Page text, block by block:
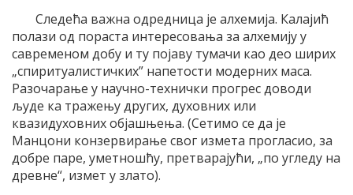
Следећа важна одредница је алхемија. Калајић
полази од пораста интересовања за алхемију у
савременом добу и ту појаву тумачи као део ширих
„спиритуалистичких” напетости модерних маса.
Разочарање у научно-технички прогрес доводи
људе ка тражењу других, духовних или
квазидуховних објашњења. (Сетимо се да је
Манцони конзервирање свог измета прогласио, за
добре паре, уметношћу, претварајући, „по угледу на
древне“, измет у злато).